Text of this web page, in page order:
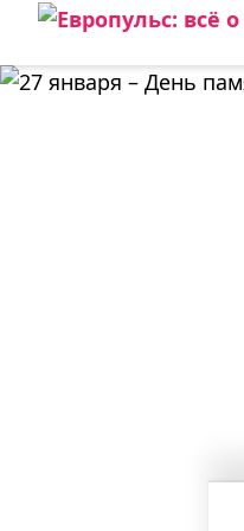
Skip
content
ЕВРОПУЛЬС: ВСЁ